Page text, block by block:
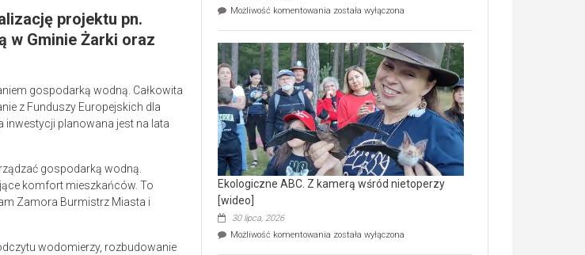
projektu pn.
w Gminie Żarki oraz
gospodarką wodną. Całkowita
z Funduszy Europejskich dla
inwestycji planowana jest na lata
gospodarką wodną.
komfort mieszkańców. To
Zamora Burmistrz Miasta i
wodomierzy, rozbudowanie
Możliwość komentowania Ekologiczne
–
prawdziwy
skarb
natury
[wideo]
została wyłączona
Ekologiczne ABC. Z kamerą wśród nietoperzy
[wideo]
30 lipca, 2026
Możliwość komentowania Ekologiczne
została wyłączona